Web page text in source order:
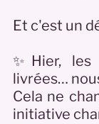
Et c'est un
✨Hier, les
livrées…
Cela ne
initiative